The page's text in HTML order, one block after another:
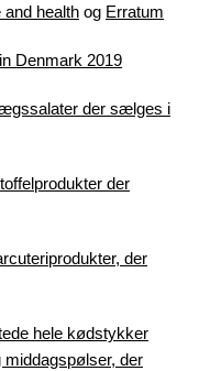
health og Erratum
Denmark 2019
der sælges i
der
der
hele kødstykker
der